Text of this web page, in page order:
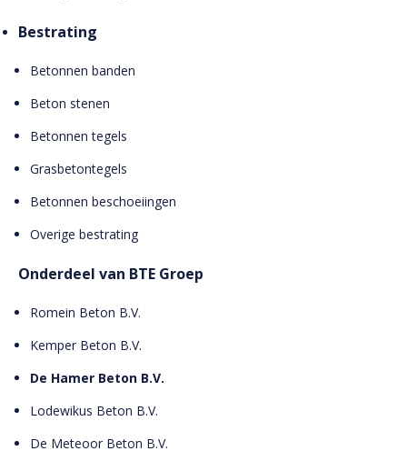
Bestrating
Betonnen banden
Beton stenen
Betonnen tegels
Grasbetontegels
Betonnen beschoeiingen
Overige bestrating
Onderdeel van BTE Groep
Romein Beton B.V.
Kemper Beton B.V.
De Hamer Beton B.V.
Lodewikus Beton B.V.
De Meteoor Beton B.V.